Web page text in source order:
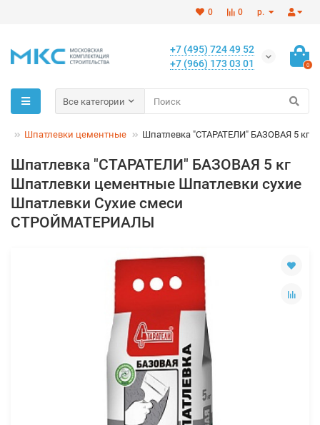
р.
0
0
+7 (495) 724 49 52
+7 (966) 173 03 01
0
Все категории
Шпатлевки цементные Шпатлевка "СТАРАТЕЛИ" БАЗОВАЯ 5 кг
Шпатлевка "СТАРАТЕЛИ" БАЗОВАЯ 5 кг
Шпатлевки цементные Шпатлевки сухие
Шпатлевки Сухие смеси
СТРОЙМАТЕРИАЛЫ